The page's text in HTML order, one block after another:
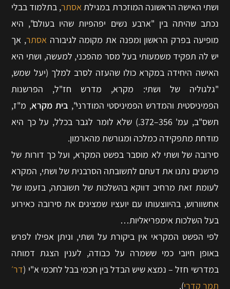
ושתי האישה הראשונה המוזכרת במגילתאסתר, בתלמוד בבלי
נכתב שהיתה בין "ארבע נשים יפהפיות שהיו בעולם", היא
מופיעה בפרק הראשון ומפנה את מקומה לגיבורה אסתר, אך
יש לה תפקיד משמעותי בעל מסר מהפכני, למעשה, ושתי היא
האישה היחידה במקרא כולו שהעזה לסרב למלך (יעל שמש,
"גלגוליה של ושתי: מקרא, מדרש חז"ל, הפרשנות
הפמיניסטית והמדרש הפמיניסטי המודרני", בית מקרא, מ"ז,
תשס"ב, עמ' 356–372.) שלא לומר לגבר בכלל, על כך היא
מודחת מתפקידה כמלכה ומגורשת מהארמון.
סירובה של ושתי לא מוסבר בפשט המקרא, ועל כך דורות של
פרשנים נתנו את דעתם לתשובתה הסרבנית של ושתי, המקרא
לעומת זאת מרחיב דווקא בהשלכות של תשובתה, בזעמו של
אחשוורוש, בהיווצעותו עם יועציו שמציגים את סירובה כאירוע
בעל השלכות אימפריאליות…
לפי הפשט המקראי אין ביקורת על ושתי, וניתן אפילו לפרש
באופן חיובי כמי ששמרה על כבודה, לענין הצגת דמותה
במדרשי חזל – נמצא שיש הבדל בין חכמי בבל לחכמי א"י (דר׳
תמר קדרי).